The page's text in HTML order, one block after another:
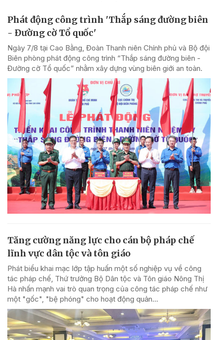
Phát động công trình 'Thắp sáng đường biên
- Đường cờ Tổ quốc'
Ngày 7/8 tại Cao Bằng, Đoàn Thanh niên Chính phủ và Bộ đội
Biên phòng phát động công trình “Thắp sáng đường biên -
Đường cờ Tổ quốc” nhằm xây dựng vùng biên giới an toàn.
Tăng cường năng lực cho cán bộ pháp chế
lĩnh vực dân tộc và tôn giáo
Phát biểu khai mạc lớp tập huấn một số nghiệp vụ về công
tác pháp chế, Thứ trưởng Bộ Dân tộc và Tôn giáo Nông Thị
Hà nhấn mạnh vai trò quan trọng của công tác pháp chế như
một "gốc", "bệ phóng" cho hoạt động quản...